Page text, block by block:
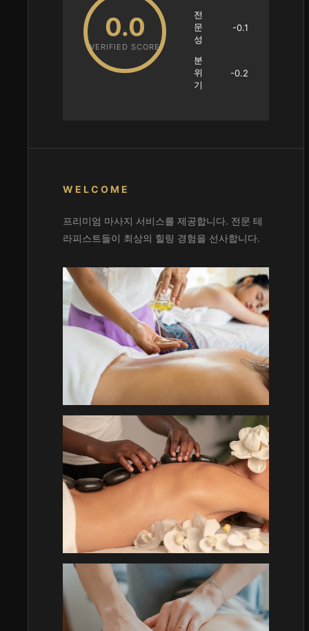
0.0
VERIFIED SCORE
전
문
성
-0.1
분
위
기
-0.2
WELCOME
프리미엄 마사지 서비스를 제공합니다. 전문 테
라피스트들이 최상의 힐링 경험을 선사합니다.